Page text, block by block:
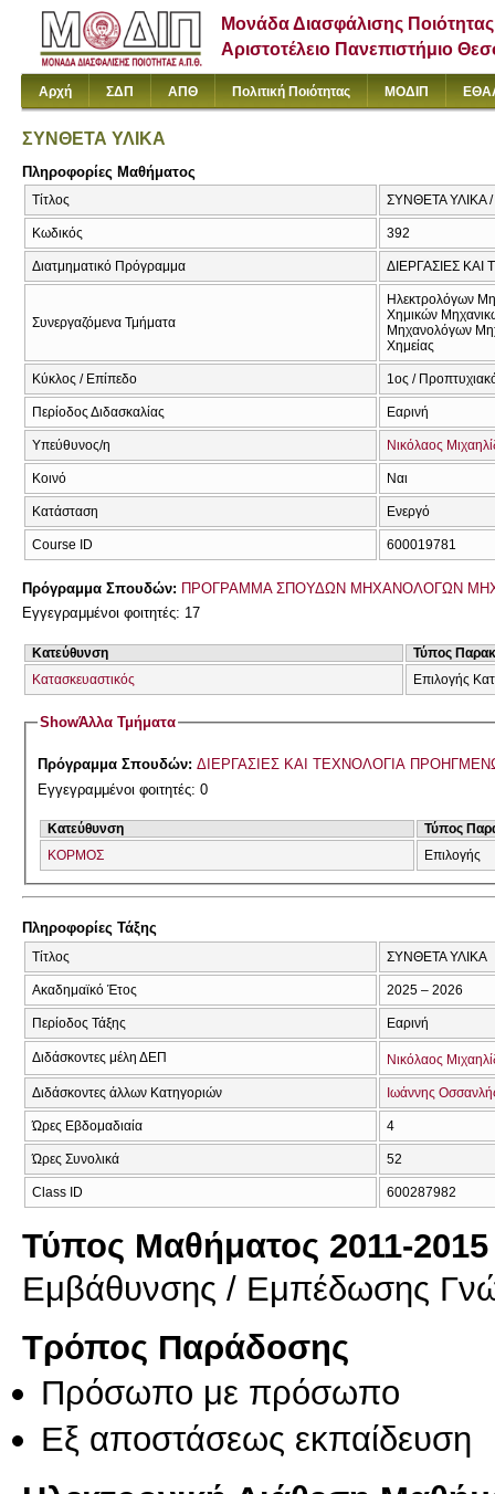
Μονάδα Διασφάλισης Ποιότητας
Αριστοτέλειο Πανεπιστήμιο
Αρχή ΣΔΠ ΑΠΘ Πολιτική Ποιότητας ΜΟΔΙΠ
ΣΥΝΘΕΤΑ ΥΛΙΚΑ
Πληροφορίες Μαθήματος
Τίτλος ΣΥΝΘΕΤΑ ΥΛΙΚΑ /
Κωδικός 392
Διατμηματικό Πρόγραμμα ΔΙΕΡΓΑΣΙΕΣ
Συνεργαζόμενα Τμήματα
Ηλεκτρολόγων
Χημικών
Μηχανολόγων
Χημείας
Κύκλος / Επίπεδο 1ος /
Περίοδος Διδασκαλίας Εαρινή
Υπεύθυνος/η Νικόλαος
Κοινό Ναι
Κατάσταση Ενεργό
Course ID 600019781
Πρόγραμμα Σπουδών: ΠΡΟΓΡΑΜΜΑ ΣΠΟΥΔΩΝ ΜΗΧΑΝΟΛΟΓΩΝ
Εγγεγραμμένοι φοιτητές: 17
Κατεύθυνση
Τύπος
Κατασκευαστικός
Επιλογής
ShowΆλλα Τμήματα
Πρόγραμμα Σπουδών:ΔΙΕΡΓΑΣΙΕΣ ΚΑΙ ΤΕΧΝΟΛΟΓΙΑ
Εγγεγραμμένοι φοιτητές: 0
Κατεύθυνση
Τύπος
ΚΟΡΜΟΣ
Επιλογής
Πληροφορίες Τάξης
Τίτλος ΣΥΝΘΕΤΑ ΥΛΙΚΑ
Ακαδημαϊκό Έτος 2025 – 2026
Περίοδος Τάξης Εαρινή
Διδάσκοντες μέλη ΔΕΠ Νικόλαος
Διδάσκοντες άλλων Κατηγοριών Ιωάννης
Ώρες Εβδομαδιαία 4
Ώρες Συνολικά 52
Class ID 600287982
Τύπος Μαθήματος 2011-2015
Εμβάθυνσης / Εμπέδωσης
Τρόπος Παράδοσης
Πρόσωπο με πρόσωπο
Eξ απoστάσεως εκπαίδευση